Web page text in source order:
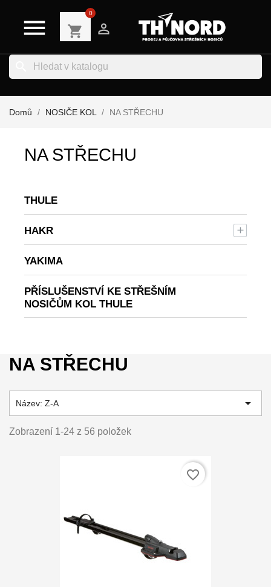
 shopping_cart
0

Domů NOSIČE KOL NA STŘECHU
NA STŘECHU
THULE
HAKR 
YAKIMA
PŘÍSLUŠENSTVÍ KE STŘEŠNÍM
NOSIČŮM KOL THULE
NA STŘECHU
Název: Z-A 
Zobrazení 1-24 z 56 položek
favorite_border